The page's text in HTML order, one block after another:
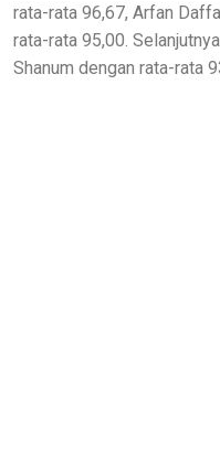
rata-rata 96,67, Arfan
rata-rata 95,00.
Shanum dengan rata-rata